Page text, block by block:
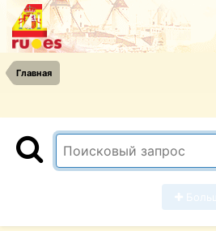
Главная